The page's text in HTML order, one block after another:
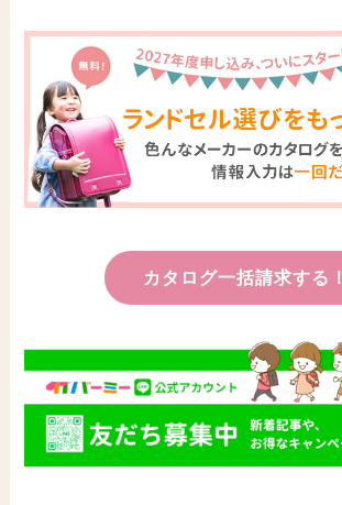
カタログ一括請求する！